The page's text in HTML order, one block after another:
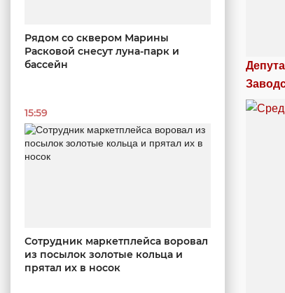
Рядом со сквером Марины
Расковой снесут луна-парк и
бассейн
15:59
Сотрудник маркетплейса воровал
из посылок золотые кольца и
прятал их в носок